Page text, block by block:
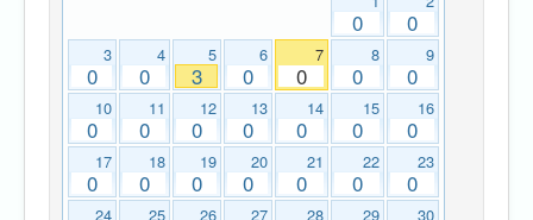
0 0
3
0
4
0
5
3
6
0
7
0
8
0
9
0
10
0
11
0
12
0
13
0
14
0
15
0
16
0
17
0
18
0
19
0
20
0
21
0
22
0
23
0
24 25 26 27 28 29 30